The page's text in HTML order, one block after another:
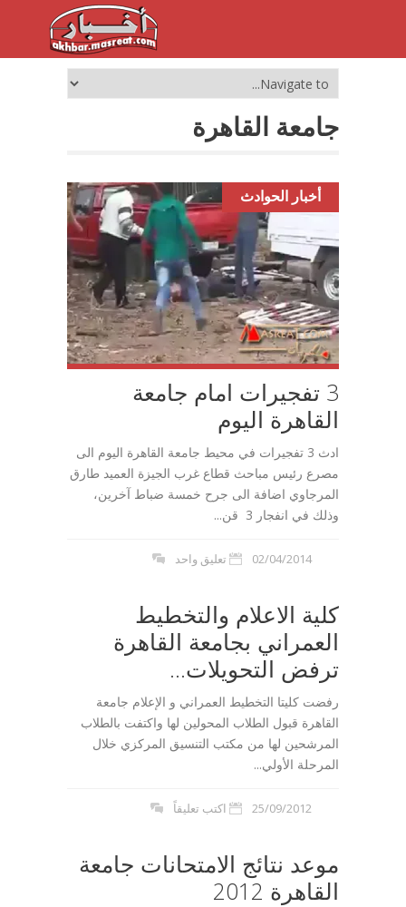
جامعة القاهرة
أخبار الحوادث
3 تفجيرات امام جامعة
القاهرة اليوم
ادث 3 تفجيرات في محيط جامعة القاهرة اليوم الى
مصرع رئيس مباحث قطاع غرب الجيزة العميد طارق
المرجاوي اضافة الى جرح خمسة ضباط آخرين،
وذلك في انفجار 3 قن...
02/04/2014 تعليق واحد
كلية الاعلام والتخطيط
العمراني بجامعة القاهرة
ترفض التحويلات...
رفضت كليتا التخطيط العمراني و الإعلام جامعة
القاهرة قبول الطلاب المحولين لها واكتفت بالطلاب
المرشحين لها من مكتب التنسيق المركزي خلال
المرحلة الأولي...
25/09/2012 اكتب تعليقاً
موعد نتائج الامتحانات جامعة
القاهرة 2012